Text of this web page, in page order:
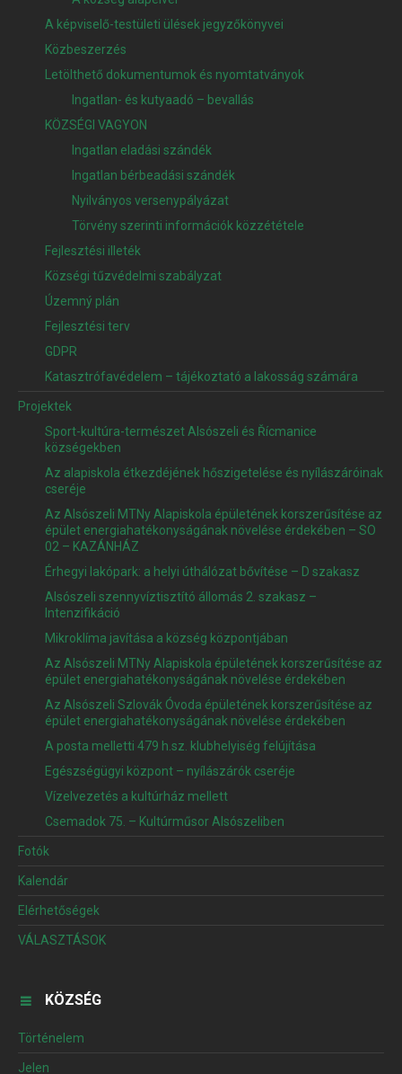
A képviselő-testületi ülések jegyzőkönyvei
Közbeszerzés
Letölthető dokumentumok és nyomtatványok
Ingatlan- és kutyaadó – bevallás
KÖZSÉGI VAGYON
Ingatlan eladási szándék
Ingatlan bérbeadási szándék
Nyilványos versenypályázat
Törvény szerinti információk közzététele
Fejlesztési illeték
Községi tűzvédelmi szabályzat
Územný plán
Fejlesztési terv
GDPR
Katasztrófavédelem – tájékoztató a lakosság számára
Projektek
Sport-kultúra-természet Alsószeli és Řícmanice
községekben
Az alapiskola étkezdéjének hőszigetelése és nyílászáróinak
cseréje
Az Alsószeli MTNy Alapiskola épületének korszerűsítése az
épület energiahatékonyságának növelése érdekében – SO
02 – KAZÁNHÁZ
Érhegyi lakópark: a helyi úthálózat bővítése – D szakasz
Alsószeli szennyvíztisztító állomás 2. szakasz –
Intenzifikáció
Mikroklíma javítása a község központjában
Az Alsószeli MTNy Alapiskola épületének korszerűsítése az
épület energiahatékonyságának növelése érdekében
Az Alsószeli Szlovák Óvoda épületének korszerűsítése az
épület energiahatékonyságának növelése érdekében
A posta melletti 479 h.sz. klubhelyiség felújítása
Egészségügyi központ – nyílászárók cseréje
Vízelvezetés a kultúrház mellett
Csemadok 75. – Kultúrműsor Alsószeliben
Fotók
Kalendár
Elérhetőségek
VÁLASZTÁSOK
KÖZSÉG
Történelem
Jelen